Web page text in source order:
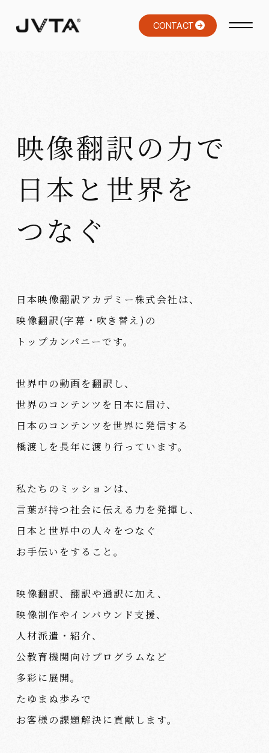
CONTACT →
映像翻訳の力で
日本と世界を
つなぐ
日本映像翻訳アカデミー株式会社は、
映像翻訳(字幕・吹き替え)の
トップカンパニーです。
世界中の動画を翻訳し、
世界のコンテンツを日本に届け、
日本のコンテンツを世界に発信する
橋渡しを長年に渡り行っています。
私たちのミッションは、
言葉が持つ社会に伝える力を発揮し、
日本と世界中の人々をつなぐ
お手伝いをすること。
映像翻訳、翻訳や通訳に加え、
映像制作やインバウンド支援、
人材派遣・紹介、
公教育機関向けプログラムなど
多彩に展開。
たゆまぬ歩みで
お客様の課題解決に貢献します。